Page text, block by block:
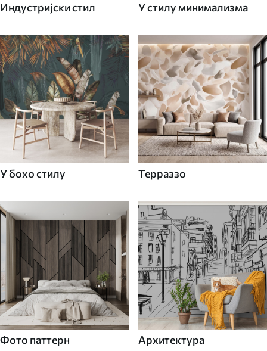
Индустријски стил У стилу минимализма
У бохо стилу Терраззо
Фото паттерн Архитектура